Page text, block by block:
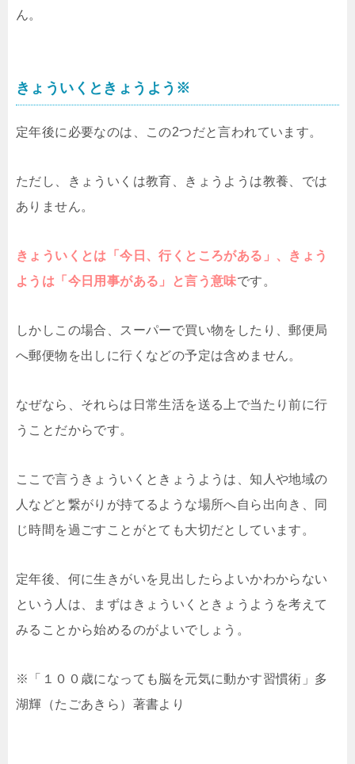
ん。
きょういくときょうよう※
定年後に必要なのは、この2つだと言われています。
ただし、きょういくは教育、きょうようは教養、では
ありません。
きょういくとは「今日、行くところがある」、きょう
ようは「今日用事がある」と言う意味です。
しかしこの場合、スーパーで買い物をしたり、郵便局
へ郵便物を出しに行くなどの予定は含めません。
なぜなら、それらは日常生活を送る上で当たり前に行
うことだからです。
ここで言うきょういくときょうようは、知人や地域の
人などと繋がりが持てるような場所へ自ら出向き、同
じ時間を過ごすことがとても大切だとしています。
定年後、何に生きがいを見出したらよいかわからない
という人は、まずはきょういくときょうようを考えて
みることから始めるのがよいでしょう。
※「１００歳になっても脳を元気に動かす習慣術」多
湖輝（たごあきら）著書より